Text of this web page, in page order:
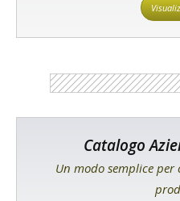
Catalogo
Un modo semplice